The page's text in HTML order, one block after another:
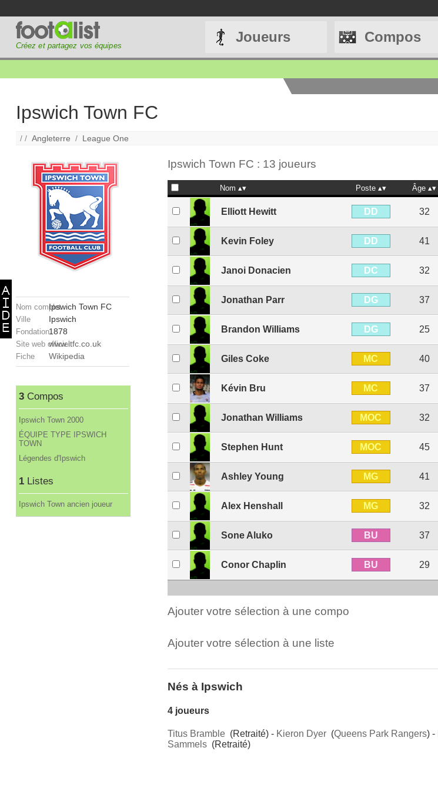
Créez et partagez vos équipes
Joueurs Compos
Ipswich Town FC
/ /Angleterre / League One
Nom completIpswich Town FC
Ville Ipswich
Fondation1878
Site web officielwww.itfc.co.uk
Fiche Wikipedia
3Compos
Ipswich Town 2000
ÉQUIPE TYPE IPSWICH
TOWN
Légendes d'Ipswich
1Listes
Ipswich Town ancien joueur
Ipswich Town FC : 13 joueurs
Nom Poste Âge
Elliott Hewitt DD 32
Kevin Foley DD 41
Janoi Donacien DC 32
Jonathan Parr DG 37
Brandon Williams DG 25
Giles Coke MC 40
Kévin Bru MC 37
Jonathan Williams MOC 32
Stephen Hunt MOC 45
Ashley Young MG 41
Alex Henshall MG 32
Sone Aluko BU 37
Conor Chaplin BU 29
Ajouter votre sélection à une compo
Ajouter votre sélection à une liste
Nés à Ipswich
4 joueurs
Titus Bramble(Retraité) - Kieron Dyer(Queens Park Rangers) -
Sammels(Retraité)